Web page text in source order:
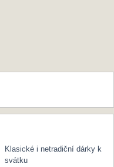
Klasické i netradiční dárky k
svátku